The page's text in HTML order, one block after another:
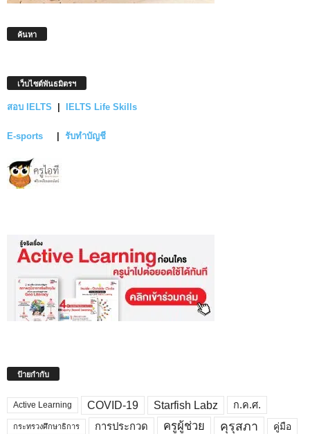
ค้นหา
เว็บไซต์พันธมิตรฯ
สอบ IELTS IELTS Life Skills
E-sports รับทำบัญชี
ป้ายกำกับ
Active Learning COVID-19 Starfish Labz ก.ค.ศ.
กระทรวงศึกษาธิการ การประกวด ครูผู้ช่วย คุรุสภา คู่มือ